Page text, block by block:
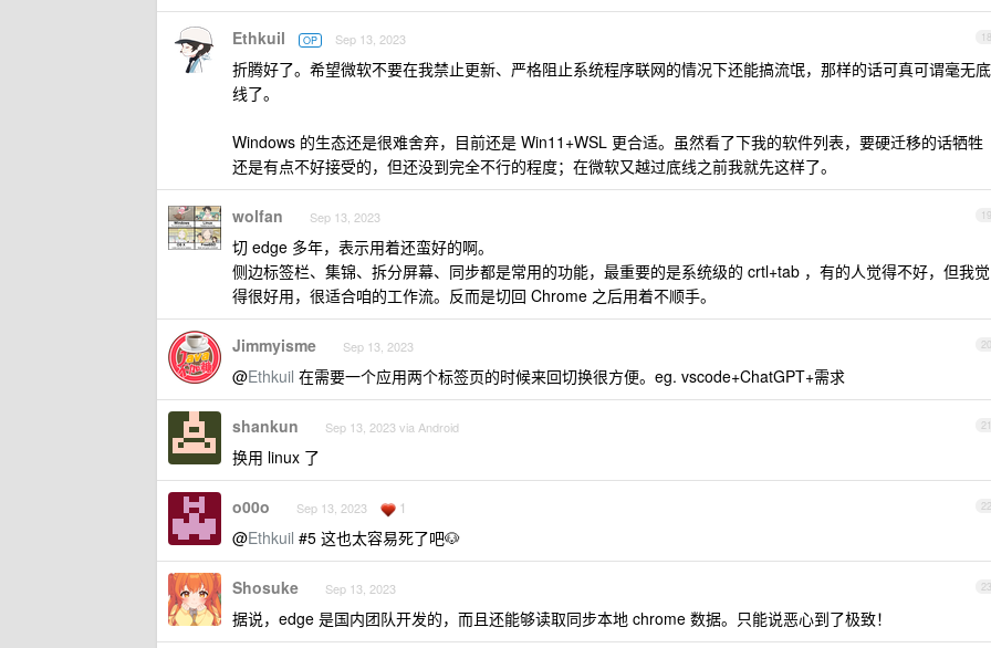
18
Ethkuil OP Sep 13, 2023
折腾好了。希望微软不要在我禁止更新、严格阻止系统程序联网的情况下还能搞流氓，那样的话可真可谓毫无底
线了。
Windows 的生态还是很难舍弃，目前还是 Win11+WSL 更合适。虽然看了下我的软件列表，要硬迁移的话牺牲
还是有点不好接受的，但还没到完全不行的程度；在微软又越过底线之前我就先这样了。
19
wolfan Sep 13, 2023
切 edge 多年，表示用着还蛮好的啊。
侧边标签栏、集锦、拆分屏幕、同步都是常用的功能，最重要的是系统级的 crtl+tab ，有的人觉得不好，但我觉
得很好用，很适合咱的工作流。反而是切回 Chrome 之后用着不顺手。
20
Jimmyisme Sep 13, 2023
@Ethkuil 在需要一个应用两个标签页的时候来回切换很方便。eg. vscode+ChatGPT+需求
21
shankun Sep 13, 2023 via Android
换用 linux 了
22
o00o Sep 13, 2023 1
@Ethkuil #5 这也太容易死了吧🐶
23
Shosuke Sep 13, 2023
据说，edge 是国内团队开发的，而且还能够读取同步本地 chrome 数据。只能说恶心到了极致！